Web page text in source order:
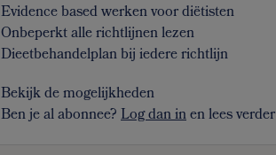
Evidence based werken voor diëtisten
Onbeperkt alle richtlijnen lezen
Dieetbehandelplan bij iedere richtlijn
Bekijk de mogelijkheden
Ben je al abonnee?Log dan inen lees verder